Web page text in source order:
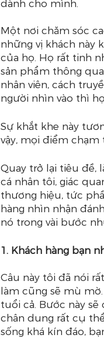
dành cho mình.
Một nơi chăm sóc
những vị khách này
của họ. Họ rất tinh
sản phẩm thông
nhân viên, cách
người nhìn vào thì
Sự khắt khe này
vậy, mọi điểm chạm
Quay trở lại tiêu đề,
cá nhân tôi, giác
thương hiệu, tức
hàng nhìn nhận
nó trong vài bước
1. Khách hàng bạn
Câu này tôi đã nói
làm cũng sẽ mù
tuổi cả. Bước này
chân dung rất cụ
sống khá kín đáo,